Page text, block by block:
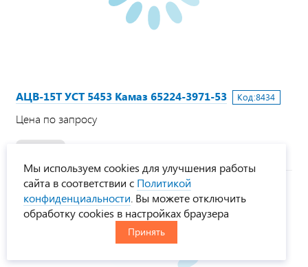
АЦВ-15Т УСТ 5453 Камаз 65224-3971-53 Код:8434
Цена по запросу
Под заказ
Мы используем cookies для улучшения работы
сайта в соответствии с Политикой
конфиденциальности . Вы можете отключить
обработку cookies в настройках браузера
Принять